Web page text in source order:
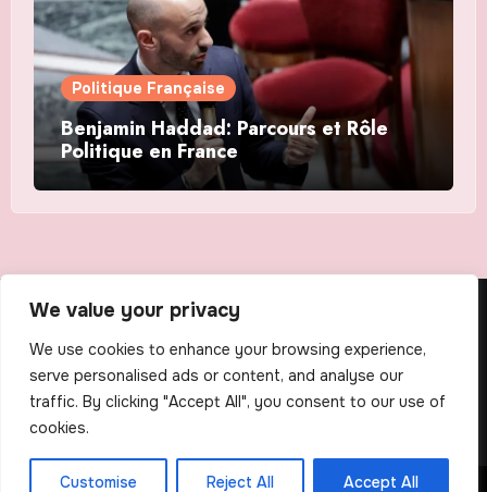
We value your privacy
We use cookies to enhance your browsing experience,
serve personalised ads or content, and analyse our
traffic. By clicking "Accept All", you consent to our use of
cookies.
Customise Reject All Accept All
Politique Française
Benjamin Haddad: Parcours et Rôle
Politique en France
The Scribens